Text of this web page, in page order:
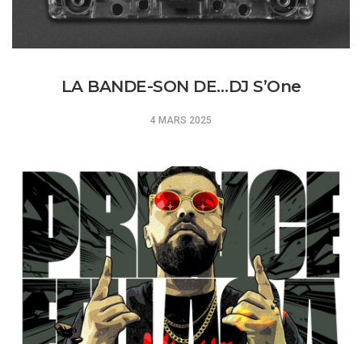
LA BANDE-SON DE…DJ S’One
4 MARS 2025